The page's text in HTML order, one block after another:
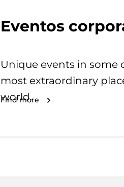
Eventos
Unique events in some
most extraordinary
world.
Find more